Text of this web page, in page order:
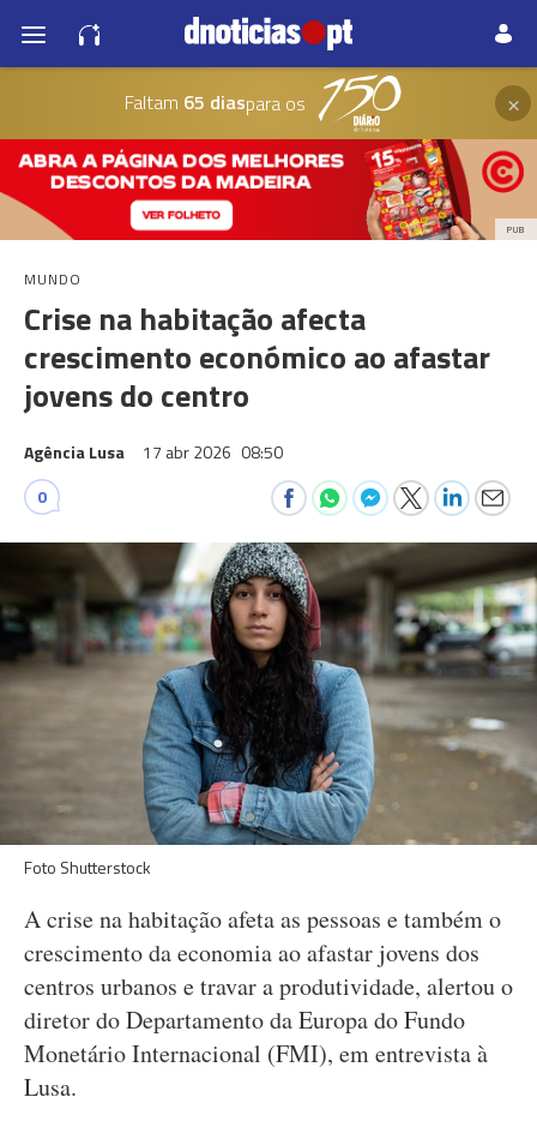
Faltam 65 diaspara os ×
PUB
MUNDO
Crise na habitação afecta
crescimento económico ao afastar
jovens do centro
Agência Lusa 17 abr 2026 08:50
0
Foto Shutterstock
A crise na habitação afeta as pessoas e também o
crescimento da economia ao afastar jovens dos
centros urbanos e travar a produtividade, alertou o
diretor do Departamento da Europa do Fundo
Monetário Internacional (FMI), em entrevista à
Lusa.